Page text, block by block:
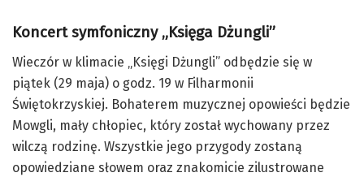
Koncert symfoniczny „Księga Dżungli”
Wieczór w klimacie „Księgi Dżungli” odbędzie się w
piątek (29 maja) o godz. 19 w Filharmonii
Świętokrzyskiej. Bohaterem muzycznej opowieści będzie
Mowgli, mały chłopiec, który został wychowany przez
wilczą rodzinę. Wszystkie jego przygody zostaną
opowiedziane słowem oraz znakomicie zilustrowane